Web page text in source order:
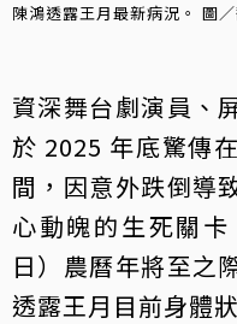
陳鴻透露王月最新病況。 圖
資深舞台劇演員、
於 2025 年底驚傳
間，因意外跌倒導
心動魄的生死關
日）農曆年將至之
透露王月目前身體